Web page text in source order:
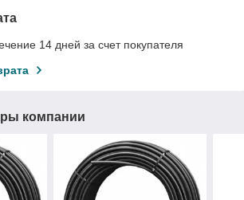
14 дней за счет покупателя
компании